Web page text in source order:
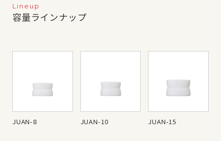
Lineup
容量ラインナップ
JUAN-8 JUAN-10 JUAN-15